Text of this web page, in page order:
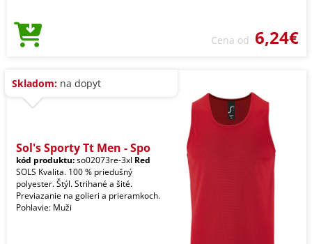
Cena od 6,24€
Skladom: na dopyt
Sol's Sporty Tt Men - Spo
kód produktu:so02073re-3xl Red
SOLS Kvalita. 100 % priedušný
polyester. Štýl. Strihané a šité.
Previazanie na golieri a prieramkoch.
Pohlavie: Muži